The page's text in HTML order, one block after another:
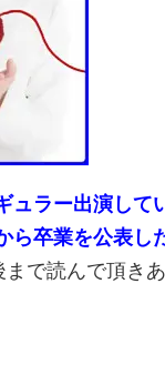
ュラー出演して
ら卒業を公表し
で読んで頂き